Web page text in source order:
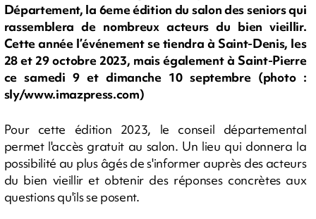
Département, la 6eme édition du salon des seniors qui
rassemblera de nombreux acteurs du bien vieillir.
Cette année l’événement se tiendra à Saint-Denis, les
28 et 29 octobre 2023, mais également à Saint-Pierre
ce samedi 9 et dimanche 10 septembre (photo :
sly/www.imazpress.com)
Pour cette édition 2023, le conseil départemental
permet l'accès gratuit au salon. Un lieu qui donnera la
possibilité au plus âgés de s'informer auprès des acteurs
du bien vieillir et obtenir des réponses concrètes aux
questions qu'ils se posent.